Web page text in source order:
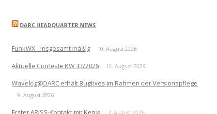
DARC HEADQUARTER NEWS
FunkWX - insgesamt mäßig 10. August 2026
Aktuelle Conteste KW 33/2026 10. August 2026
Wavelog@DARC erhält Bugfixes im Rahmen der Versionspflege
9. August 2026
Erster ARISS-Kontakt mit Kenia 7. August 2026